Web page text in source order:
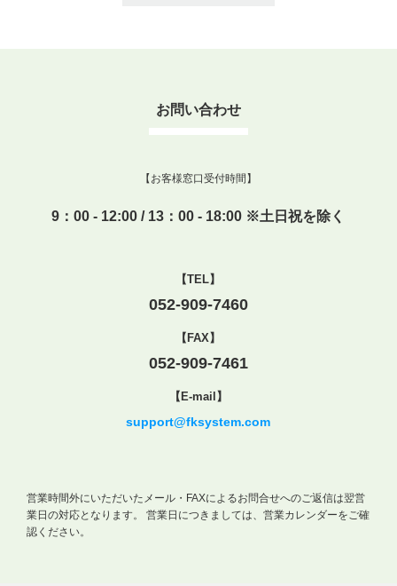
お問い合わせ
【お客様窓口受付時間】
9：00 - 12:00 / 13：00 - 18:00 ※土日祝を除く
【TEL】
052-909-7460
【FAX】
052-909-7461
【E-mail】
support@fksystem.com
営業時間外にいただいたメール・FAXによるお問合せへのご返信は翌営
業日の対応となります。
営業日につきましては、営業カレンダーをご確
認ください。